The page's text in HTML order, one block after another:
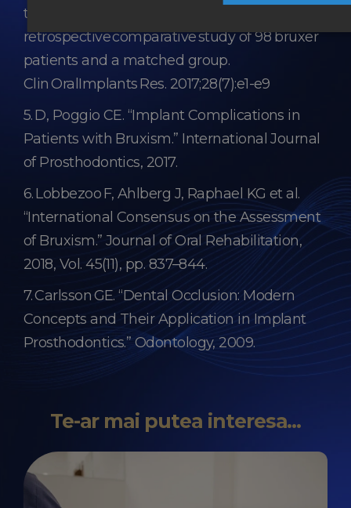
treatment complications: a
retrospective comparative study of 98 bruxer
patients and a matched group.
Clin OralImplants Res. 2017;28(7):e1-e9
5. D, Poggio CE. “Implant Complications in
Patients with Bruxism.” International Journal
of Prosthodontics, 2017.
6. Lobbezoo F, Ahlberg J, Raphael KG et al.
“International Consensus on the Assessment
of Bruxism.” Journal of Oral Rehabilitation,
2018, Vol. 45(11), pp. 837–844.
7. Carlsson GE. “Dental Occlusion: Modern
Concepts and Their Application in Implant
Prosthodontics.” Odontology, 2009.
Te-ar mai putea interesa...